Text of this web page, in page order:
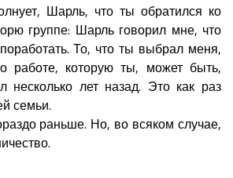
Шарль, что ты обратился ко
группе: Шарль говорил мне, что
То, что ты выбрал меня,
работе, которую ты, может быть,
несколько лет назад. Это как раз
семьи.
раньше. Но, во всяком случае,